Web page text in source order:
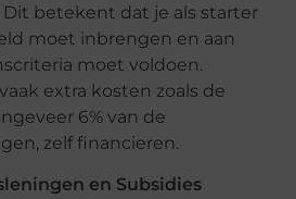
Dit betekent dat je als starter
moet inbrengen en aan
moet voldoen.
extra kosten zoals de
6% van de
zelf financieren.
en Subsidies